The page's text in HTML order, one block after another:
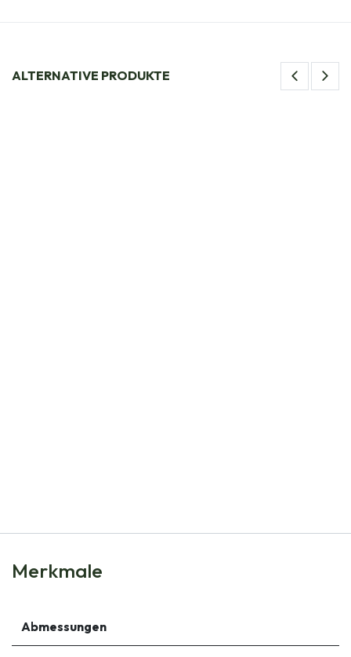
ALTERNATIVE PRODUKTE
Merkmale
Abmessungen